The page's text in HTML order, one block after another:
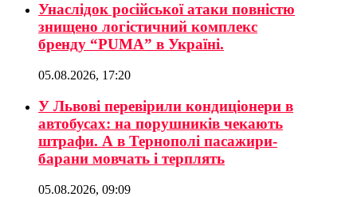
Унаслідок російської атаки повністю
знищено логістичний комплекс
бренду “PUMA” в Україні.
05.08.2026, 17:20
У Львові перевірили кондиціонери в
автобусах: на порушників чекають
штрафи. А в Тернополі пасажири-
барани мовчать і терплять
05.08.2026, 09:09